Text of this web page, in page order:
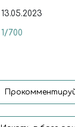
13.05.2023
1/700